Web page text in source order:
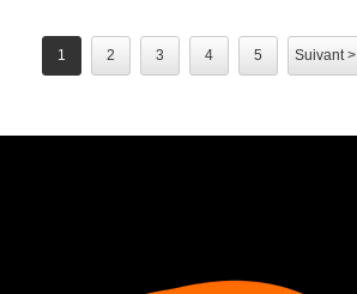
1 2 3 4 5 Suivant >